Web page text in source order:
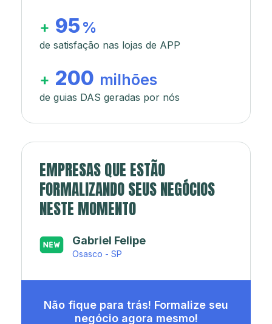
+ 95 %
de satisfação nas lojas de APP
+ 200 milhões
de guias DAS geradas por nós
EMPRESAS QUE ESTÃO
FORMALIZANDO SEUS NEGÓCIOS
NESTE MOMENTO
Japa’s açaí e sorveteria
Rio de Janeiro - RJ
Não fique para trás! Formalize seu
negócio agora mesmo!